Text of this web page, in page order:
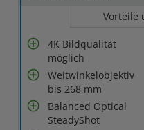
Vorteile
4K Bildqualität
möglich
Weitwinkelobjektiv
bis 268 mm
Balanced Optical
SteadyShot